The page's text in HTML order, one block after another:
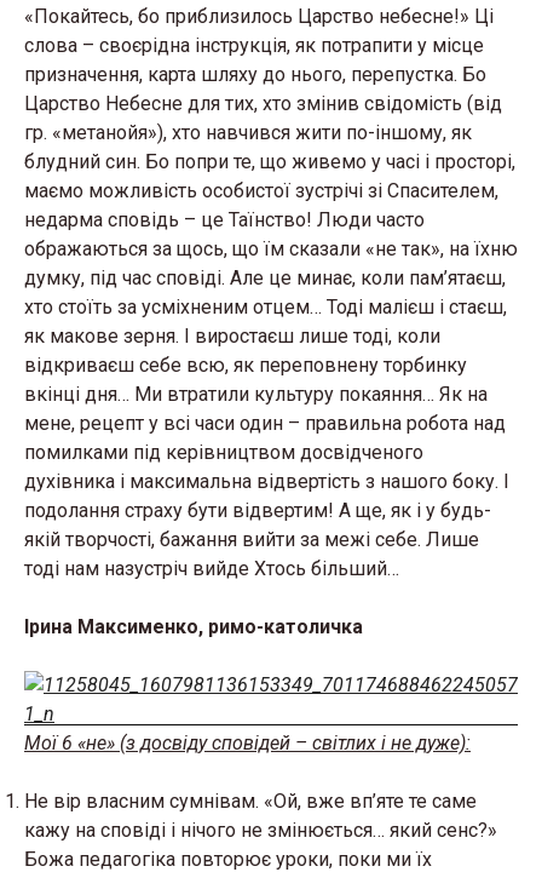
«Покайтесь, бо приблизилось Царство небесне!» Ці
слова – своєрідна інструкція, як потрапити у місце
призначення, карта шляху до нього, перепустка. Бо
Царство Небесне для тих, хто змінив свідомість (від
гр. «метанойя»), хто навчився жити по-іншому, як
блудний син. Бо попри те, що живемо у часі і просторі,
маємо можливість особистої зустрічі зі Спасителем,
недарма сповідь – це Таїнство! Люди часто
ображаються за щось, що їм сказали «не так», на їхню
думку, під час сповіді. Але це минає, коли пам’ятаєш,
хто стоїть за усміхненим отцем… Тоді малієш і стаєш,
як макове зерня. І виростаєш лише тоді, коли
відкриваєш себе всю, як переповнену торбинку
вкінці дня… Ми втратили культуру покаяння… Як на
мене, рецепт у всі часи один – правильна робота над
помилками під керівництвом досвідченого
духівника і максимальна відвертість з нашого боку. І
подолання страху бути відвертим! А ще, як і у будь-
якій творчості, бажання вийти за межі себе. Лише
тоді нам назустріч вийде Хтось більший…
Ірина Максименко, римо-католичка
Мої 6 «не» (з досвіду сповідей – світлих і не дуже):
Не вір власним сумнівам. «Ой, вже вп’яте те саме
кажу на сповіді і нічого не змінюється… який сенс?»
Божа педагогіка повторює уроки, поки ми їх